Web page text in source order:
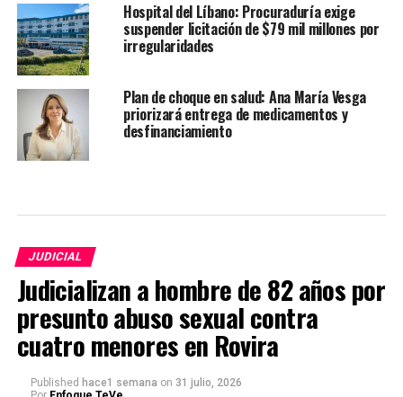
Hospital del Líbano: Procuraduría exige
suspender licitación de $79 mil millones por
irregularidades
Plan de choque en salud: Ana María Vesga
priorizará entrega de medicamentos y
desfinanciamiento
JUDICIAL
Judicializan a hombre de 82 años por
presunto abuso sexual contra
cuatro menores en Rovira
Published hace1 semana on 31 julio, 2026